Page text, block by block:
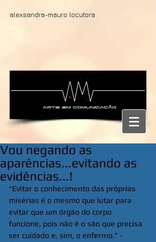
alexsandra-mauro locutora
Vou negando as
aparências...evitando as
evidências...!
“Evitar o conhecimento das próprias
misérias é o mesmo que lutar para
evitar que um órgão do corpo
funcione, pois não é o são que precisa
ser cuidado e, sim, o enfermo.” -